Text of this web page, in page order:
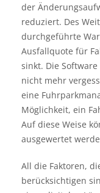
der
reduziert. Des
durchgeführte
Ausfallquote für
sinkt. Die
nicht mehr
eine
Möglichkeit, ein
Auf diese Weise
ausgewertet
All die Faktoren,
berücksichtigen